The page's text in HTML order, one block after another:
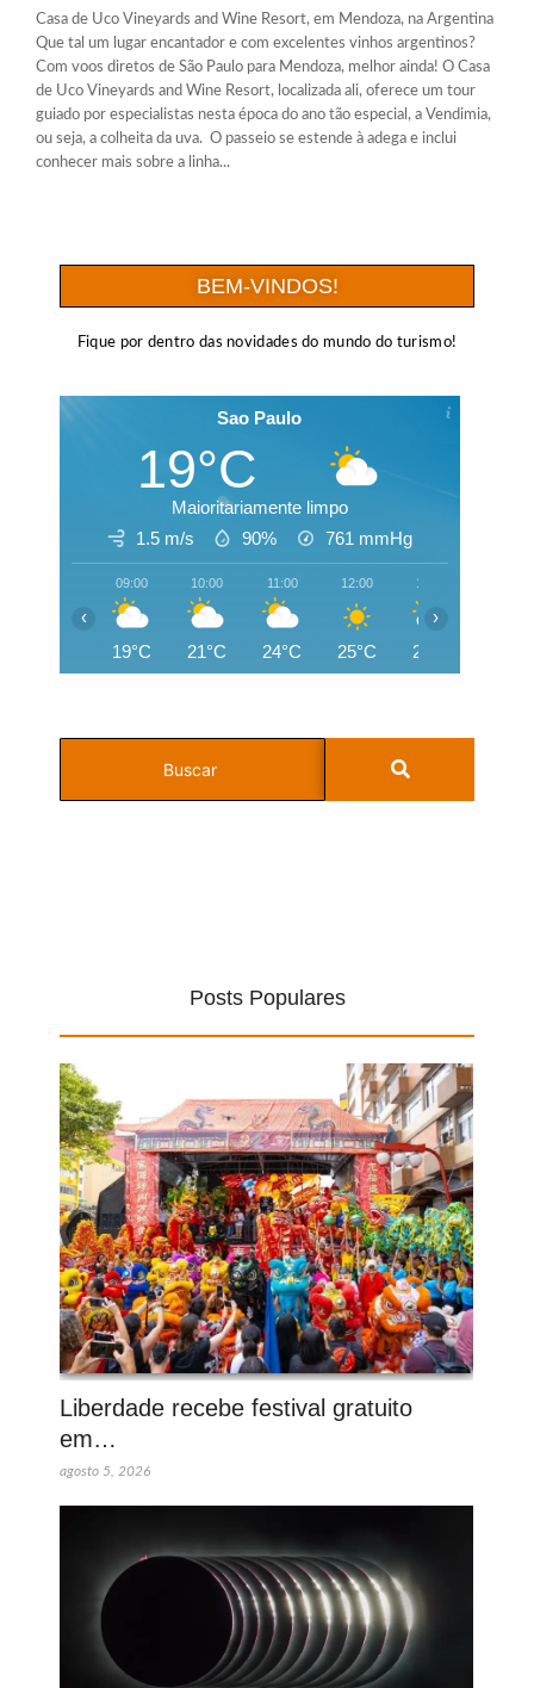
Casa de Uco Vineyards and Wine Resort, em Mendoza, na Argentina
Que tal um lugar encantador e com excelentes vinhos argentinos?
Com voos diretos de São Paulo para Mendoza, melhor ainda! O Casa
de Uco Vineyards and Wine Resort, localizada ali, oferece um tour
guiado por especialistas nesta época do ano tão especial, a Vendimia,
ou seja, a colheita da uva. O passeio se estende à adega e inclui
conhecer mais sobre a linha...
BEM-VINDOS!
Fique por dentro das novidades do mundo do turismo!
Sao Paulo
19°C
Maioritariamente limpo
1.5 m/s
90% 761 mmHg
09:00
19°C
10:00
21°C
11:00
24°C
12:00
25°C
13:00
26°C
‹ ›
Posts Populares
Liberdade recebe festival gratuito
em…
agosto 5, 2026